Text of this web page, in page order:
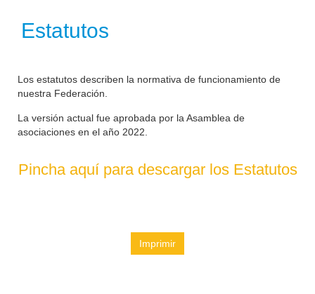
Estatutos
Los estatutos describen la normativa de funcionamiento de
nuestra Federación.
La versión actual fue aprobada por la Asamblea de
asociaciones en el año 2022.
Pincha aquí para descargar los Estatutos
Imprimir